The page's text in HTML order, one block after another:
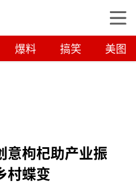
爆料 搞笑 美图
意枸杞助产业振
蝶变